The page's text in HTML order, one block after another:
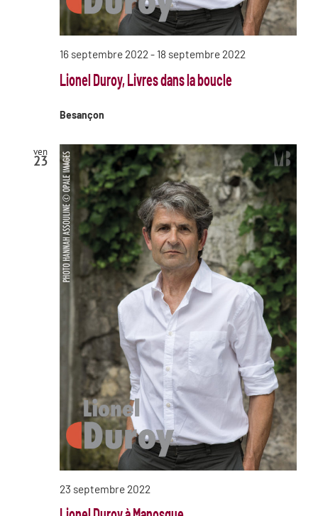
Lionel Duroy, Livres dans la boucle
16 septembre 2022 - 18 septembre 2022
Besançon
ven
23
23 septembre 2022